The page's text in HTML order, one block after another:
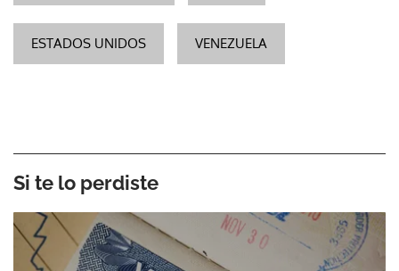
ESTADOS UNIDOS VENEZUELA
Si te lo perdiste